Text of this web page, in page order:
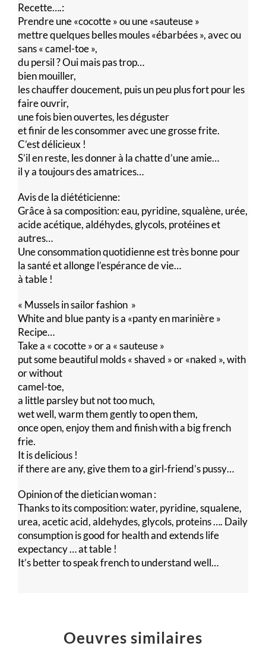
Recette….:
Prendre une «cocotte » ou une «sauteuse »
mettre quelques belles moules «ébarbées », avec ou
sans « camel-toe »,
du persil ? Oui mais pas trop…
bien mouiller,
les chauffer doucement, puis un peu plus fort pour les
faire ouvrir,
une fois bien ouvertes, les déguster
et finir de les consommer avec une grosse frite.
C’est délicieux !
S’il en reste, les donner à la chatte d’une amie…
il y a toujours des amatrices…
Avis de la diététicienne:
Grâce à sa composition: eau, pyridine, squalène, urée,
acide acétique, aldéhydes, glycols, protéines et
autres…
Une consommation quotidienne est très bonne pour
la santé et allonge l’espérance de vie…
à table !
« Mussels in sailor fashion »
White and blue panty is a «panty en marinière »
Recipe…
Take a « cocotte » or a « sauteuse »
put some beautiful molds « shaved » or «naked », with
or without
camel-toe,
a little parsley but not too much,
wet well, warm them gently to open them,
once open, enjoy them and finish with a big french
frie.
It is delicious !
if there are any, give them to a girl-friend’s pussy…
Opinion of the dietician woman :
Thanks to its composition: water, pyridine, squalene,
urea, acetic acid, aldehydes, glycols, proteins …. Daily
consumption is good for health and extends life
expectancy … at table !
It’s better to speak french to understand well…
Oeuvres similaires